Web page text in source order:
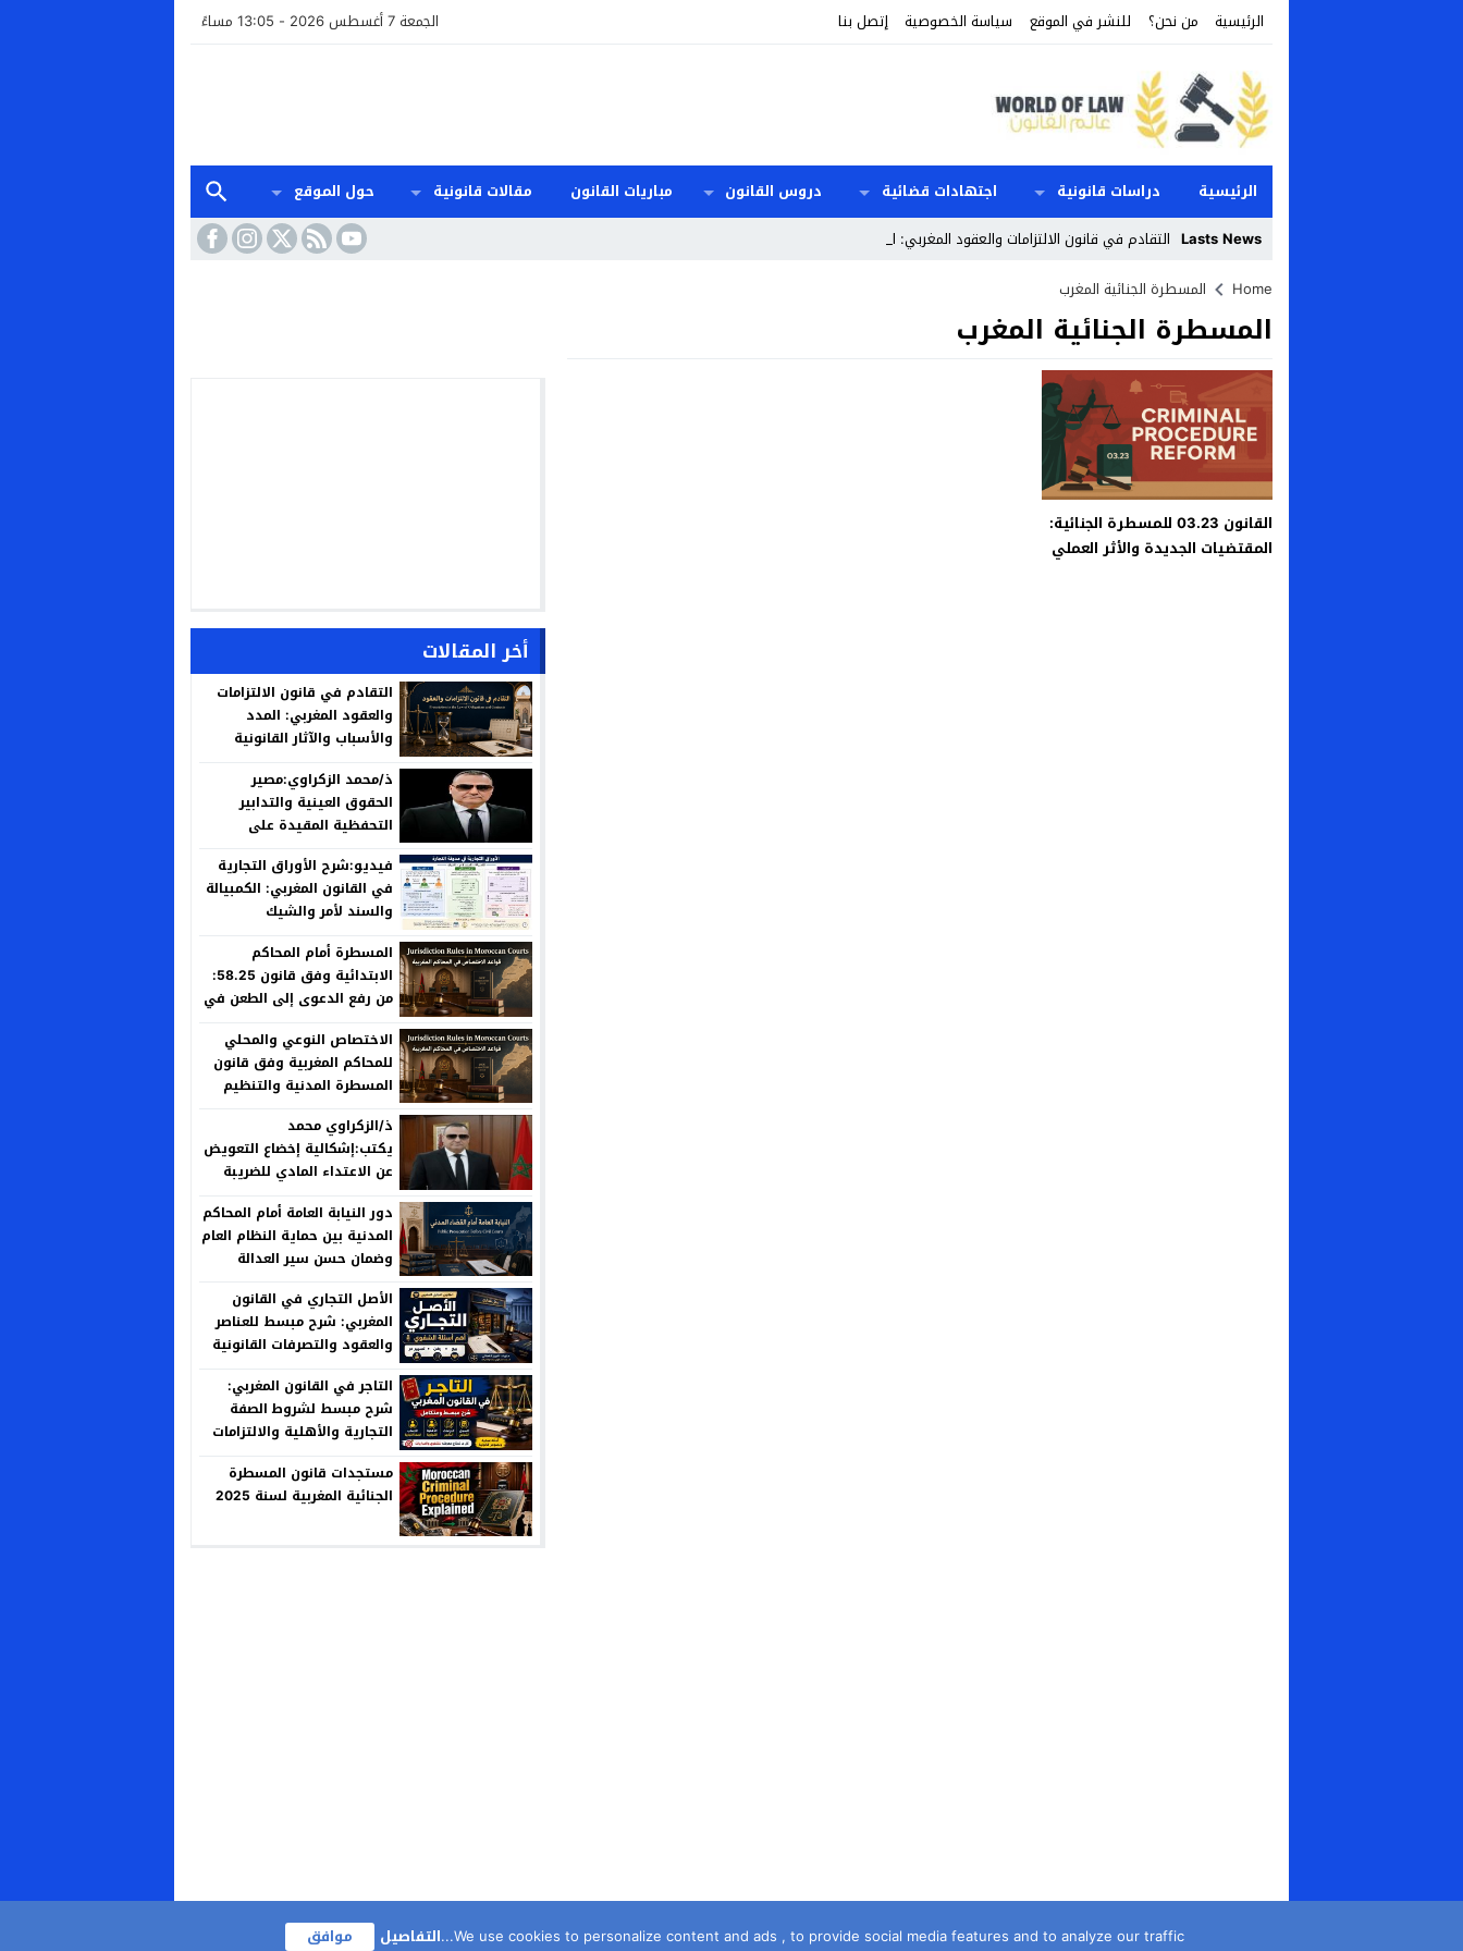
الرئيسية من نحن؟ للنشر في الموقع سياسة الخصوصية إتصل بنا الجمعة 7 أغسطس 2026 - 13:05 مساءً
الرئيسية دراسات قانونية اجتهادات قضائية دروس القانون مباريات القانون مقالات قانونية
حول الموقع
Lasts News التقادم في قانون الالتزامات والعقود المغربي: المدد و_
Stop
Previous
Next
Home المسطرة الجنائية المغرب
المسطرة الجنائية المغرب
القانون 03.23 للمسطرة الجنائية:
المقتضيات الجديدة والأثر العملي
أخر المقالات
التقادم في قانون الالتزامات
والعقود المغربي: المدد
والأسباب والآثار القانونية
ذ/محمد الزكراوي:مصير
الحقوق العينية والتدابير
التحفظية المقيدة على
المنفعة العامة
فيديو:شرح الأوراق التجارية
في القانون المغربي: الكمبيالة
والسند لأمر والشيك
المسطرة أمام المحاكم
الابتدائية وفق قانون 58.25:
من رفع الدعوى إلى الطعن في
الاختصاص النوعي والمحلي
للمحاكم المغربية وفق قانون
المسطرة المدنية والتنظيم
ذ/الزكراوي محمد
يكتب:إشكالية إخضاع التعويض
عن الاعتداء المادي للضريبة
العدالة الجبائية وخصوصية
المسؤولية الإدارية
دور النيابة العامة أمام المحاكم
المدنية بين حماية النظام العام
وضمان حسن سير العدالة
الأصل التجاري في القانون
المغربي: شرح مبسط للعناصر
والعقود والتصرفات القانونية
التاجر في القانون المغربي:
شرح مبسط لشروط الصفة
التجارية والأهلية والالتزامات
مستجدات قانون المسطرة
الجنائية المغربية لسنة 2025
We use cookies to personalize content and ads , to provide social media features and to analyze our traffic... التفاصيل موافق